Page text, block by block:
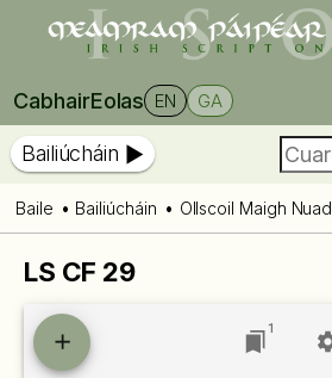
CabhairEolas EN GA
Bailiúcháin
Baile Bailiúcháin Ollscoil Maigh Nuad
LS CF 29
1